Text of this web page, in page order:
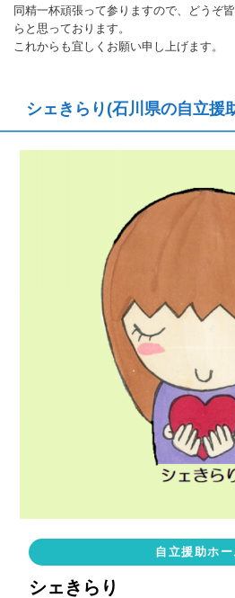
同精一杯頑張って参りますので、どうぞ
らと思っております。
これからも宜しくお願い申し上げます。
シェきらり(石川県の自立援
自立援助ホー
シェきらり